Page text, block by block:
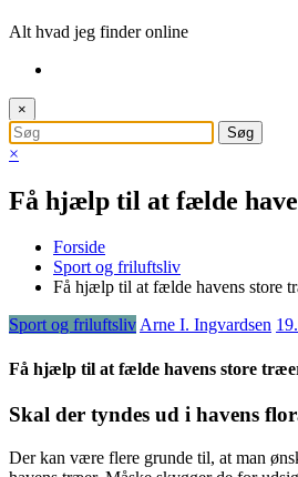
Alt hvad jeg finder online
×
×
Få hjælp til at fælde
Forside
Sport og friluftsliv
Få hjælp til at fælde havens store
Sport og friluftslivArne I. Ingvardsen
Få hjælp til at fælde havens store
Skal der tyndes ud i havens
Der kan være flere grunde til, at man